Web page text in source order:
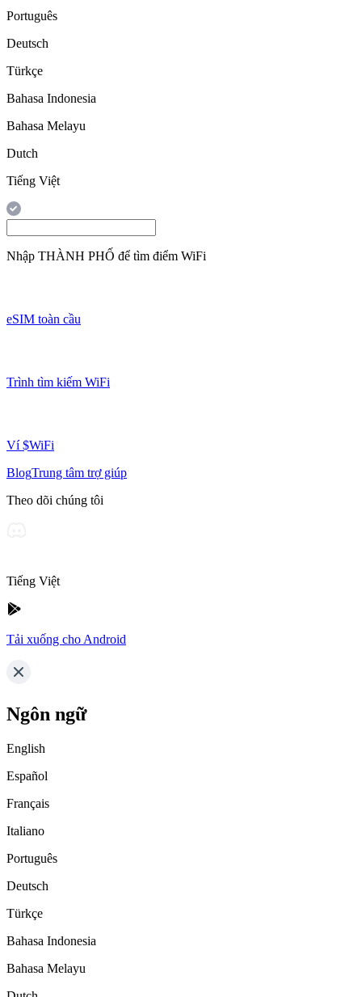
Português
Deutsch
Türkçe
Bahasa Indonesia
Bahasa Melayu
Dutch
Tiếng Việt
Nhập THÀNH PHỐ để tìm điểm WiFi
eSIM toàn cầu
Trình tìm kiếm WiFi
Ví $WiFi
BlogTrung tâm trợ giúp
Theo dõi chúng tôi
Tiếng Việt
Tải xuống cho Android
Ngôn ngữ
English
Español
Français
Italiano
Português
Deutsch
Türkçe
Bahasa Indonesia
Bahasa Melayu